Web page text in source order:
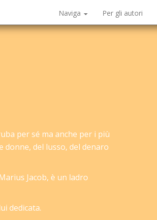
Naviga Per gli autori
per sé ma anche per i più
donne, del lusso, del denaro
Jacob, è un ladro
dedicata.